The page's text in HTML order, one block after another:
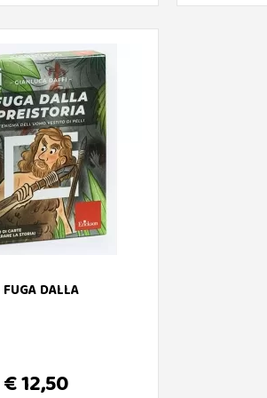
DALLA
€ 12,50